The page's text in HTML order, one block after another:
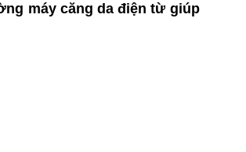
máy căng da điện từ giúp